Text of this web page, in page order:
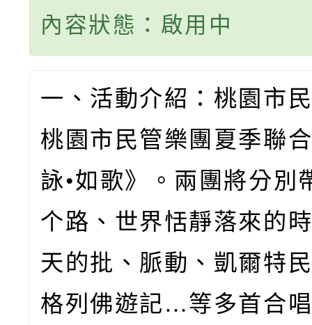
內容狀態：啟用中
一、活動介紹：桃園市
桃園市民管樂團夏季聯
詠•如歌》。兩團將分別
个路、世界恬靜落來的
天的批、脈動、凱爾特
格列佛遊記…等多首合